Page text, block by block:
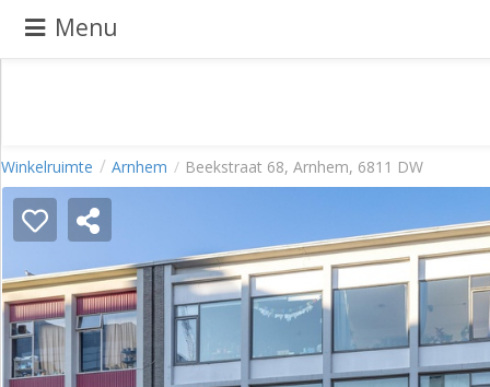
Menu
aanbieden
Pand
zoeken
Waarom
adverteren
Premium
adverteren
Blog
Winkelruimte Arnhem Beekstraat 68, Arnhem, 6811 DW